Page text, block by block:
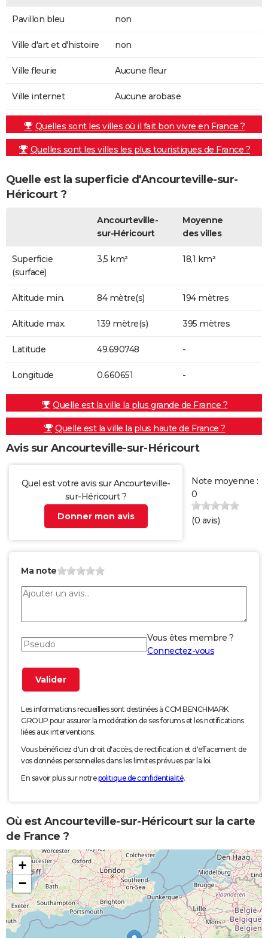
Pavillon bleu non
Ville d'art et d'histoire non
Ville fleurie Aucune fleur
Ville internet Aucune arobase
Quelles sont les villes où il fait bon vivre en France ?
Quelles sont les villes les plus touristiques de France ?
Quelle est la superficie d'Ancourteville-sur-
Héricourt ?
Ancourteville-
sur-Héricourt
Moyenne
des villes
Superficie
(surface)
3,5 km² 18,1 km²
Altitude min. 84 mètre(s) 194 mètres
Altitude max. 139 mètre(s) 395 mètres
Latitude 49.690748 -
Longitude 0.660651 -
Quelle est la ville la plus grande de France ?
Quelle est la ville la plus haute de France ?
Avis sur Ancourteville-sur-Héricourt
Quel est votre avis sur Ancourteville-
sur-Héricourt ?
Donner mon avis
Note moyenne :
0
(0 avis)
Ma note
Vous êtes membre ?
Connectez-vous
Les informations recueillies sont destinées à CCM BENCHMARK
GROUP pour assurer la modération de ses forums et les notifications
liées aux interventions.
Vous bénéficiez d'un droit d'accès, de rectification et d'effacement de
vos données personnelles dans les limites prévues par la loi.
En savoir plus sur notrepolitique de confidentialité.
Où est Ancourteville-sur-Héricourt sur la carte
de France ?
+
−